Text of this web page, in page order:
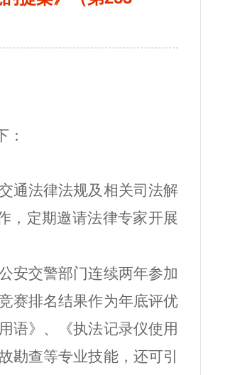
：
通法律法规及相关司法解
，定期邀请法律专家开展
安交警部门连续两年参加
赛排名结果作为年底评优
语》、《执法记录仪使用
勘查等专业技能，还可引